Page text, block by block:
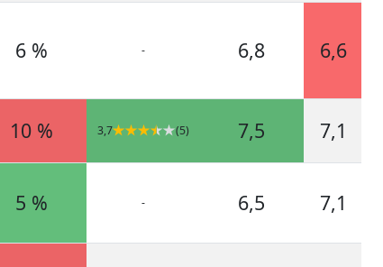
6 % - 6,8 6,6
10 % 3,7 (5) 7,5 7,1
5 % - 6,5 7,1